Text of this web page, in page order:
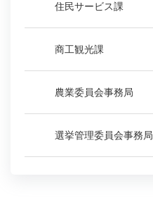
住民サービス課
商工観光課
農業委員会事務局
選挙管理委員会事務局